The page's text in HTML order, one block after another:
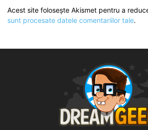
Acest site folosește Akismet pentru a
sunt procesate datele comentariilor tale.